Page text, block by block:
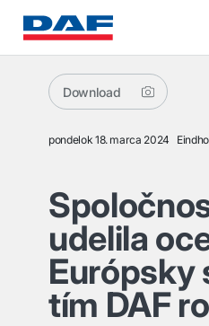
Download
pondelok 18. marca 2024
udelila
Európsky
tím DAF